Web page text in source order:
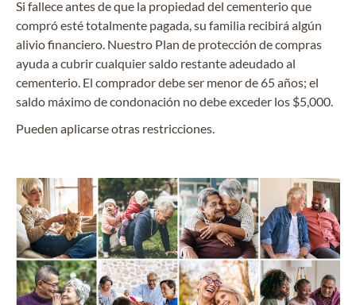
Si fallece antes de que la propiedad del cementerio que
compró esté totalmente pagada, su familia recibirá algún
alivio financiero. Nuestro Plan de protección de compras
ayuda a cubrir cualquier saldo restante adeudado al
cementerio. El comprador debe ser menor de 65 años; el
saldo máximo de condonación no debe exceder los $5,000.
Pueden aplicarse otras restricciones.